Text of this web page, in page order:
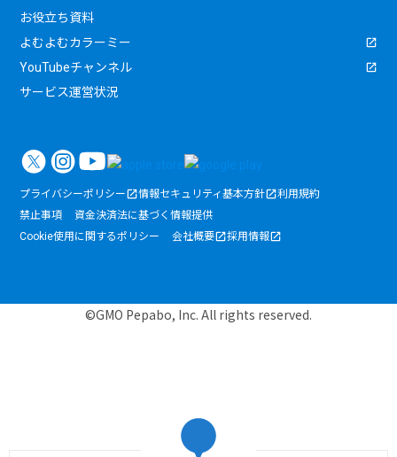
お役立ち資料
よむよむカラーミー
YouTubeチャンネル
サービス運営状況
プライバシーポリシー 情報セキュリティ基本方針
利用規約
禁止事項
資金決済法に基づく情報提供
Cookie使用に関するポリシー
会社概要 採用情報
©GMO Pepabo, Inc. All rights reserved.